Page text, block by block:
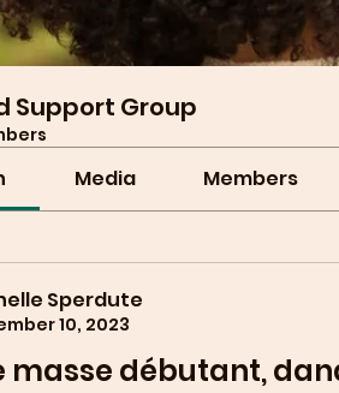
Support Group
Media Members
Sperdute
Sperdute
10, 2023
masse débutant,